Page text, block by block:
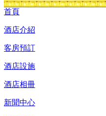
首頁
酒店介紹
客房預訂
酒店設施
酒店相冊
新聞中心